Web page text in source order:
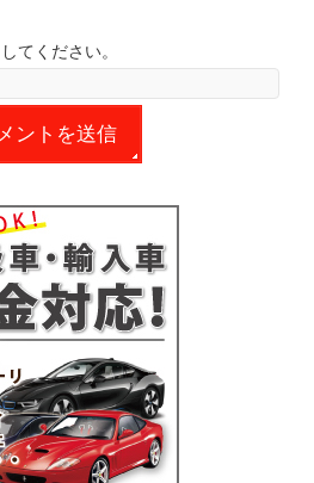
てください。